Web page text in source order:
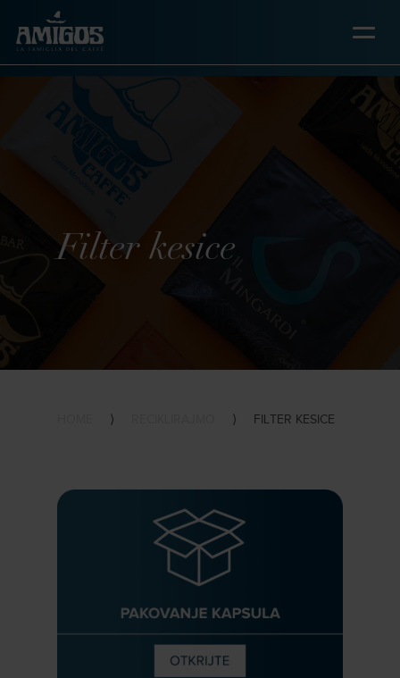
main
content
Filter kesice
⟩ ⟩ FILTER KESICE